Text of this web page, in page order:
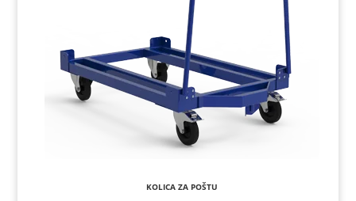
KOLICA ZA POŠTU